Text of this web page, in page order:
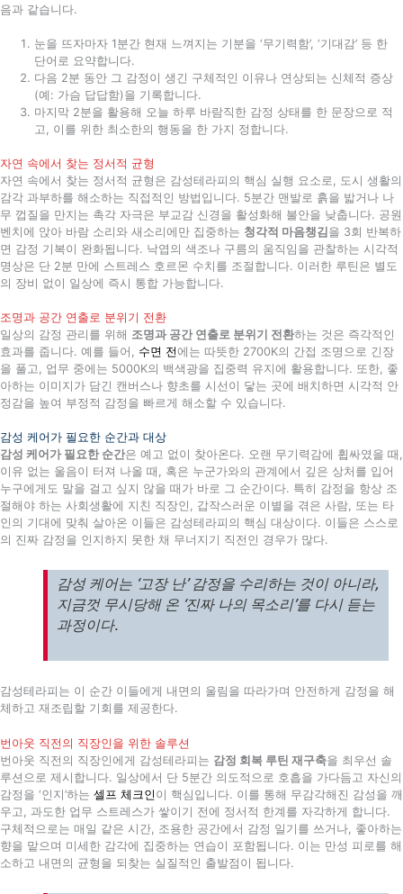
음과 같습니다.
눈을 뜨자마자 1분간 현재 느껴지는 기분을 ‘무기력함’, ‘기대감’ 등 한
단어로 요약합니다.
다음 2분 동안 그 감정이 생긴 구체적인 이유나 연상되는 신체적 증상
(예: 가슴 답답함)을 기록합니다.
마지막 2분을 활용해 오늘 하루 바람직한 감정 상태를 한 문장으로 적
고, 이를 위한 최소한의 행동을 한 가지 정합니다.
자연 속에서 찾는 정서적 균형
자연 속에서 찾는 정서적 균형은 감성테라피의 핵심 실행 요소로, 도시 생활의
감각 과부하를 해소하는 직접적인 방법입니다. 5분간 맨발로 흙을 밟거나 나
무 껍질을 만지는 촉각 자극은 부교감 신경을 활성화해 불안을 낮춥니다. 공원
벤치에 앉아 바람 소리와 새소리에만 집중하는 청각적 마음챙김 을 3회 반복하
면 감정 기복이 완화됩니다. 낙엽의 색조나 구름의 움직임을 관찰하는 시각적
명상은 단 2분 만에 스트레스 호르몬 수치를 조절합니다. 이러한 루틴은 별도
의 장비 없이 일상에 즉시 통합 가능합니다.
조명과 공간 연출로 분위기 전환
일상의 감정 관리를 위해 조명과 공간 연출로 분위기 전환하는 것은 즉각적인
효과를 줍니다. 예를 들어, 수면 전에는 따뜻한 2700K의 간접 조명으로 긴장
을 풀고, 업무 중에는 5000K의 백색광을 집중력 유지에 활용합니다. 또한, 좋
아하는 이미지가 담긴 캔버스나 향초를 시선이 닿는 곳에 배치하면 시각적 안
정감을 높여 부정적 감정을 빠르게 해소할 수 있습니다.
감성 케어가 필요한 순간과 대상
감성 케어가 필요한 순간은 예고 없이 찾아온다. 오랜 무기력감에 휩싸였을 때,
이유 없는 울음이 터져 나올 때, 혹은 누군가와의 관계에서 깊은 상처를 입어
누구에게도 말을 걸고 싶지 않을 때가 바로 그 순간이다. 특히 감정을 항상 조
절해야 하는 사회생활에 지친 직장인, 갑작스러운 이별을 겪은 사람, 또는 타
인의 기대에 맞춰 살아온 이들은 감성테라피의 핵심 대상이다. 이들은 스스로
의 진짜 감정을 인지하지 못한 채 무너지기 직전인 경우가 많다.
감성 케어는 ‘고장 난’ 감정을 수리하는 것이 아니라,
지금껏 무시당해 온 ‘진짜 나의 목소리’를 다시 듣는
과정이다.
감성테라피는 이 순간 이들에게 내면의 울림을 따라가며 안전하게 감정을 해
체하고 재조립할 기회를 제공한다.
번아웃 직전의 직장인을 위한 솔루션
번아웃 직전의 직장인에게 감성테라피는 감정 회복 루틴 재구축을 최우선 솔
루션으로 제시합니다. 일상에서 단 5분간 의도적으로 호흡을 가다듬고 자신의
감정을 ‘인지’하는 셀프 체크인 이 핵심입니다. 이를 통해 무감각해진 감성을 깨
우고, 과도한 업무 스트레스가 쌓이기 전에 정서적 한계를 자각하게 합니다.
구체적으로는 매일 같은 시간, 조용한 공간에서 감정 일기를 쓰거나, 좋아하는
향을 맡으며 미세한 감각에 집중하는 연습이 포함됩니다. 이는 만성 피로를 해
소하고 내면의 균형을 되찾는 실질적인 출발점이 됩니다.